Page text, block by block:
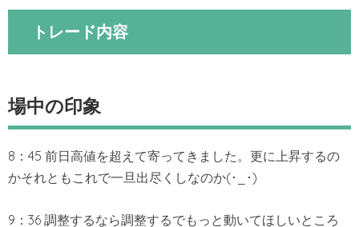
トレード内容
場中の印象
8：45 前日高値を超えて寄ってきました。更に上昇するの
かそれともこれで一旦出尽くしなのか(･_･)
9：36 調整するなら調整するでもっと動いてほしいところ